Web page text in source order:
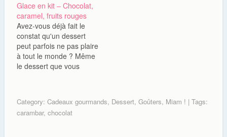
rillettes,...pour le côté
salé ou les utiliser
comme des tartines et y
mettre de la confiture, du
Nutella, de la crème…
Glace en kit – Chocolat,
caramel, fruits rouges
Avez-vous déjà fait le
constat qu'un dessert
peut parfois ne pas plaire
à tout le monde ? Même
le dessert que vous
parfois pas du goût de
tout le monde. Etant moi-
Category: Cadeaux gourmands, Dessert, Goûters, Miam ! | Tags:
carambar, chocolat